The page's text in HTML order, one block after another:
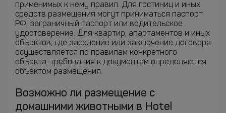
применимых к нему правил. Для гостиниц и иных
средств размещения могут приниматься паспорт
РФ, заграничный паспорт или водительское
удостоверение. Для квартир, апартаментов и иных
объектов, где заселение или заключение договора
осуществляется по правилам конкретного
объекта, требования к документам определяются
объектом размещения.
Возможно ли размещение с
домашними животными в Hotel